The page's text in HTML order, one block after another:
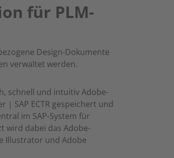
für PLM-
Design-Dokumente
verwaltet werden.
schnell und intuitiv Adobe-
| SAP ECTR gespeichert und
im SAP-System für
wird dabei das Adobe-
Illustrator und Adobe